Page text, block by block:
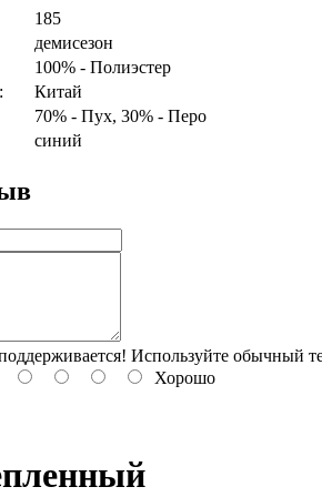
185
демисезон
100% - Полиэстер
Китай
70% - Пух, 30% - Перо
синий
Используйте обычный
Хорошо